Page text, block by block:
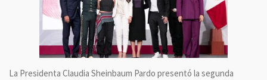
La Presidenta Claudia Sheinbaum Pardo presentó la segunda